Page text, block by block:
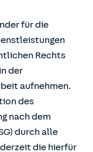
für die
Rechts
der
aufnehmen.
des
nach dem
durch alle
die hierfür